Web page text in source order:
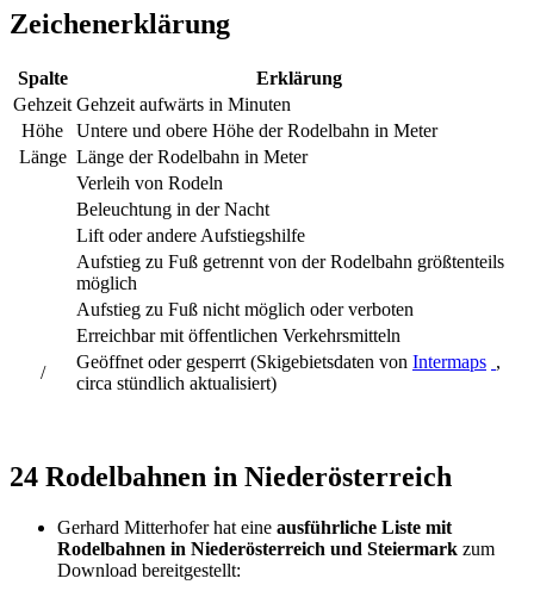
Zeichenerklärung
Spalte
Erklärung
Gehzeit Gehzeit aufwärts in Minuten
Höhe
Untere und obere Höhe der Rodelbahn in Meter
Länge Länge der Rodelbahn in Meter
Verleih von Rodeln
Beleuchtung in der Nacht
Lift oder andere Aufstiegshilfe
Aufstieg zu Fuß getrennt von der Rodelbahn größtenteils
möglich
Aufstieg zu Fuß nicht möglich oder verboten
Erreichbar mit öffentlichen Verkehrsmitteln
/
Geöffnet oder gesperrt (Skigebietsdaten von Intermaps ,
circa stündlich aktualisiert)
24 Rodelbahnen in Niederösterreich
Gerhard Mitterhofer hat eine ausführliche Liste mit
Rodelbahnen in Niederösterreich und Steiermark zum
Download bereitgestellt: